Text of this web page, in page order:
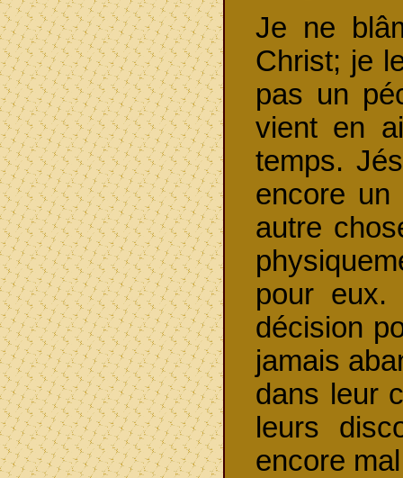
Je ne
Christ; je
pas un
vient en
temps.
encore
autre
pour eux.
décision
jamais
dans leur
leurs
encore